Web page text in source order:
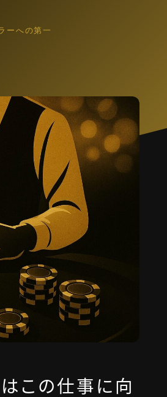
ーへの第一
ラー入門 職業理解・集客入口
各ゲーム・控除率・ルール入門
英語教材・接客英語・メンタル・ホスピタリティ
この仕事に向